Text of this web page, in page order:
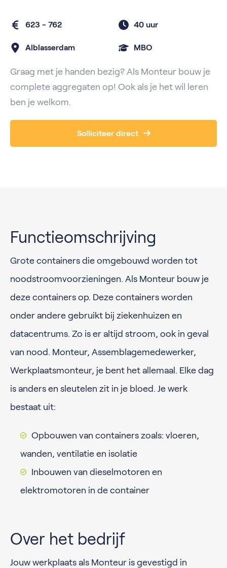
623 - 762 40 uur
Alblasserdam MBO
Graag met je handen bezig? Als Monteur bouw je
complete aggregaten op! Ook als je het wil leren
ben je welkom.
Solliciteer direct
Functieomschrijving
Grote containers die omgebouwd worden tot
noodstroomvoorzieningen. Als Monteur bouw je
deze containers op. Deze containers worden
onder andere gebruikt bij ziekenhuizen en
datacentrums. Zo is er altijd stroom, ook in geval
van nood. Monteur, Assemblagemedewerker,
Werkplaatsmonteur, je bent het allemaal. Elke dag
is anders en sleutelen zit in je bloed. Je werk
bestaat uit:
Opbouwen van containers zoals: vloeren,
wanden, ventilatie en isolatie
Inbouwen van dieselmotoren en
elektromotoren in de container
Over het bedrijf
Jouw werkplaats als Monteur is gevestigd in